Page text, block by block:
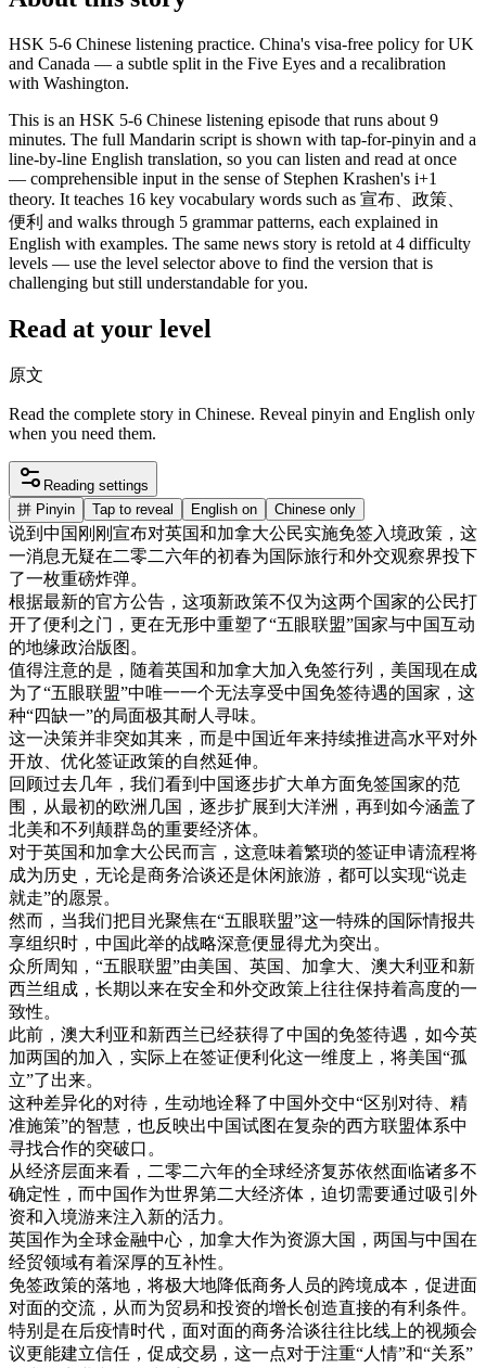
HSK 5-6 Chinese listening practice. China's visa-free policy for UK
and Canada — a subtle split in the Five Eyes and a recalibration
with Washington.
This is an HSK 5-6 Chinese listening episode that runs about 9
minutes. The full Mandarin script is shown with tap-for-pinyin and a
line-by-line English translation, so you can listen and read at once
— comprehensible input in the sense of Stephen Krashen's i+1
theory. It teaches 16 key vocabulary words such as 宣布、政策、
便利 and walks through 5 grammar patterns, each explained in
English with examples. The same news story is retold at 4 difficulty
levels — use the level selector above to find the version that is
challenging but still understandable for you.
Read at your level
原文
Read the complete story in Chinese. Reveal pinyin and English only
when you need them.
Reading settings
拼 Pinyin Tap to reveal English on Chinese only
说到 中国 刚刚 宣布对英国和加拿大公民实施免签入境政策 ， 这
一消息无疑在二零二六年的初春为国际旅行和外交观察界投下
了一枚重磅炸弹。
根据最新的官方公告 ， 这项新政策不仅为这两个国家的公民打
开了便利 之门 ， 更在无形中重塑了“五眼联盟”国家与中国互动
的地缘政治版 图。
值得注意的是 ， 随着英国和加拿大加入免签行列 ， 美国现在成
为了“五眼联盟”中唯一一个无法享受中国免签待遇的国家 ， 这
种“四缺一”的局面极其耐人寻味。
这一决策并非突如其来 ， 而是中国近年来持续推进高水平对外
开放、 优化签证政策的自然延伸。
回顾过去几年 ， 我们看到 中国逐步扩大单方面免签国家的范
围 ， 从最初的欧洲 几国 ， 逐步扩展到 大洋洲 ， 再到 如今涵盖了
北美和不列颠群岛的重要经济体。
对于英国和加拿大公民而言 ， 这意味着繁琐的签证申请流程将
成为历史 ， 无论是商务洽谈还是休闲旅游 ， 都可以实现“说走
就走”的愿景。
然而 ， 当我们把目光聚焦在“五眼联盟”这一特殊的国际情报共
享组织时 ， 中国此举的战略深意便显得尤为突出。
众所周知 ， “五眼联盟”由美国 、 英国 、 加拿大、 澳大利亚和新
西兰组成 ， 长期以来在安全和外交政策上往往保持着高度的一
致性。
此前 ， 澳大利亚和新西兰已经获得了中国的免签待遇 ， 如今英
加两国的加入 ， 实际上在签证便利 化这一维度上 ， 将美国“孤
立”了出来。
这种差异化的对待 ， 生动地诠释了中国外交中“区别 对待、 精
准施策”的智慧 ， 也反映出中国试图在复杂的西方联盟体系中
寻找合作的突破口。
从经济层面来看 ， 二零二六年的全球经济复苏依然面临诸多不
确定性 ， 而中国作为世界第二大经济体 ， 迫切需要通过吸引 外
资和入境游来注入新的活力。
英国作为全球金融中心 ， 加拿大作为资源大国 ， 两国与中国在
经贸领域有着深厚的互补性。
免签政策的落地 ， 将极大地降低商务人员的跨境成本 ， 促进面
对面的交流 ， 从而为贸易和投资的增长创造直接的有利 条件。
特别 是在后疫情时代 ， 面对面的商务洽谈往往比线上的视频会
议更能建立信任 ， 促成交易 ， 这一点对于注重“人情”和“关系”